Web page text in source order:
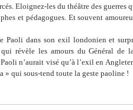
Eloignez-les du théâtre des guerres
et pédagogues. Et souvent
Paoli dans son exil londonien et
révèle les amours du Général de
n’aurait visé qu’à l’exil en
» qui sous-tend toute la geste paoline !